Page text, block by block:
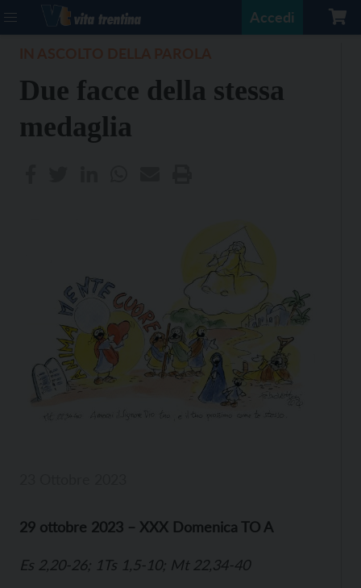
Accedi
Due facce della stessa
medaglia
29 ottobre 2023 – XXX Domenica TO A
Es 2,20-26; 1Ts 1,5-10; Mt 22,34-40